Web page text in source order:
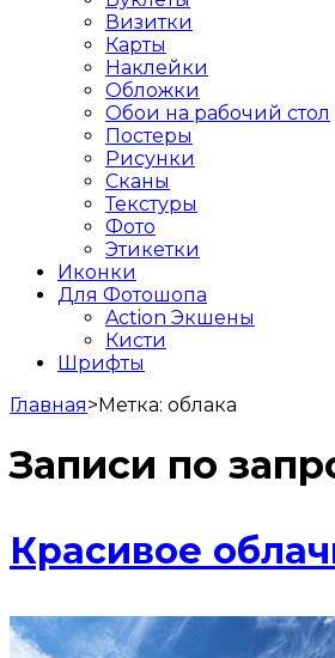
Визитки
Карты
Наклейки
Обложки
Обои на рабочий стол
Постеры
Рисунки
Сканы
Текстуры
Фото
Этикетки
Иконки
Для Фотошопа
Action Экшены
Кисти
Шрифты
Главная>Метка: облака
Записи по
Красивое